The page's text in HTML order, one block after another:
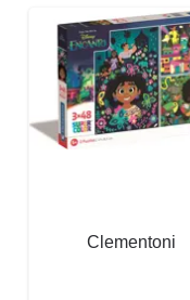
Clementoni